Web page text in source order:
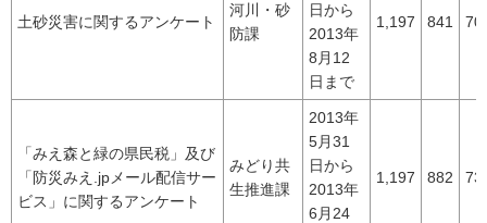
土砂災害に関するアンケート
河川・砂
防課
日から
2013年
8月12
日まで
1,197 841
「みえ森と緑の県民税」及び
「防災みえ.jpメール配信サー
ビス」に関するアンケート
みどり共
生推進課
2013年
5月31
日から
2013年
6月24
1,197 882